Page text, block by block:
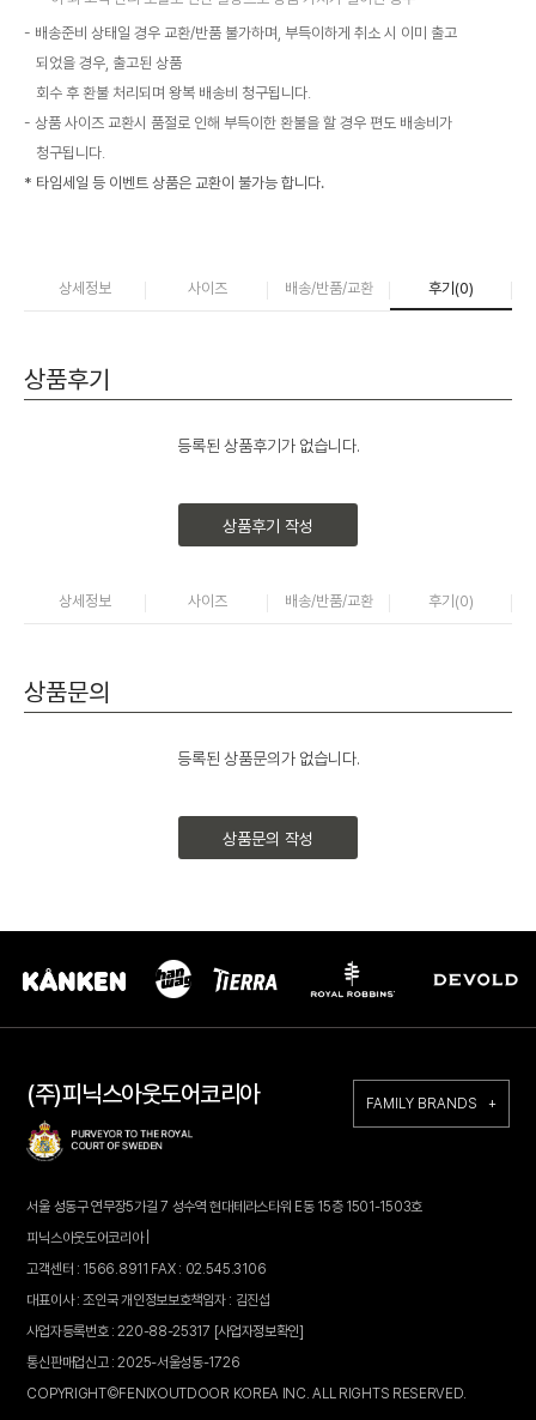
배송준비 상태일 경우 교환/반품 불가하며, 부득이하게 취소 시 이미 출고
되었을 경우, 출고된 상품
회수 후 환불 처리되며 왕복 배송비 청구됩니다.
상품 사이즈 교환시 품절로 인해 부득이한 환불을 할 경우 편도 배송비가
청구됩니다.
* 타임세일 등 이벤트 상품은 교환이 불가능 합니다.
상세정보 사이즈 배송/반품/교환 후기(0)
상품후기
등록된 상품후기가 없습니다.
상품후기 작성
상세정보 사이즈 배송/반품/교환 후기(0)
상품문의
등록된 상품문의가 없습니다.
상품문의 작성
(주)피닉스아웃도어코리아 FAMILY BRANDS +
서울 성동구 연무장5가길 7 성수역 현대테라스타워 E동 15층 1501-1503호
피닉스아웃도어코리아 |
고객센터 : 1566.8911 FAX : 02.545.3106
대표이사 : 조인국 개인정보보호책임자 : 김진섭
사업자등록번호 : 220-88-25317 [사업자정보확인]
통신판매업신고 : 2025-서울성동-1726
COPYRIGHT©FENIXOUTDOOR KOREA INC. ALL RIGHTS RESERVED.